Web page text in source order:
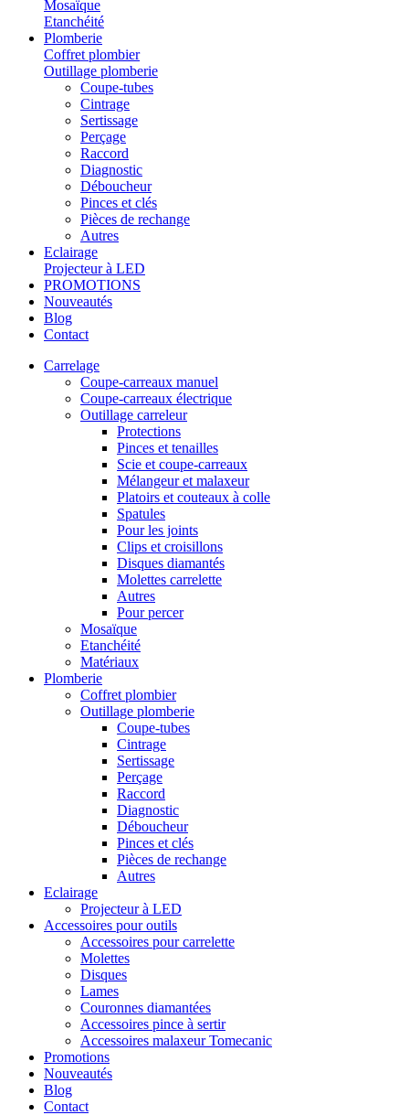
Mosaïque
Etanchéité
Plomberie
Coffret plombier
Outillage plomberie
Coupe-tubes
Cintrage
Sertissage
Perçage
Raccord
Diagnostic
Déboucheur
Pinces et clés
Pièces de rechange
Autres
Eclairage
Projecteur à LED
PROMOTIONS
Nouveautés
Blog
Contact
Carrelage
Coupe-carreaux manuel
Coupe-carreaux électrique
Outillage carreleur
Protections
Pinces et tenailles
Scie et coupe-carreaux
Mélangeur et malaxeur
Platoirs et couteaux à colle
Spatules
Pour les joints
Clips et croisillons
Disques diamantés
Molettes carrelette
Autres
Pour percer
Mosaïque
Etanchéité
Matériaux
Plomberie
Coffret plombier
Outillage plomberie
Coupe-tubes
Cintrage
Sertissage
Perçage
Raccord
Diagnostic
Déboucheur
Pinces et clés
Pièces de rechange
Autres
Eclairage
Projecteur à LED
Accessoires pour outils
Accessoires pour carrelette
Molettes
Disques
Lames
Couronnes diamantées
Accessoires pince à sertir
Accessoires malaxeur Tomecanic
Promotions
Nouveautés
Blog
Contact